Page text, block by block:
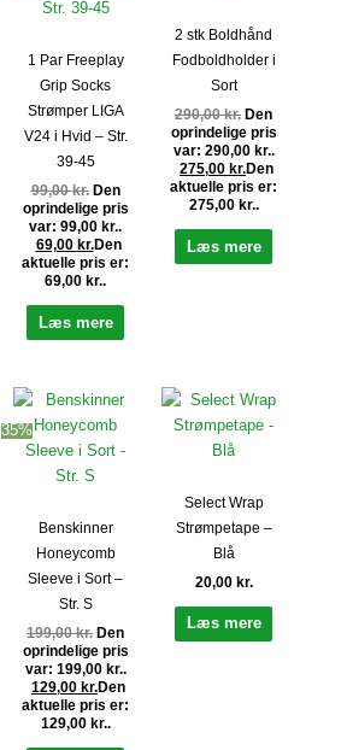
1 Par Freeplay
Grip Socks
Strømper LIGA
V24 i Hvid – Str.
39-45
99,00kr. Den
oprindelige pris
var: 99,00 kr..
69,00 kr.Den
aktuelle pris er:
69,00 kr..
Læs mere
2 stk Boldhånd
Fodboldholder i
Sort
290,00kr. Den
oprindelige pris
var: 290,00 kr..
275,00 kr.Den
aktuelle pris er:
275,00 kr..
Læs mere
35%
Benskinner
Honeycomb
Sleeve i Sort –
Str. S
199,00kr. Den
oprindelige pris
var: 199,00 kr..
129,00 kr.Den
aktuelle pris er:
129,00 kr..
Select Wrap
Strømpetape –
Blå
20,00 kr.
Læs mere